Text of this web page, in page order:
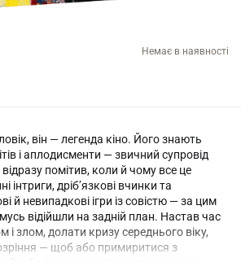
Немає в наявності
він — легенда кіно. Його знають
і аплодисменти — звичний супровід
помітив, коли й чому все це
дріб’язкові вчинки та
й невипадкові ігри із совіс­тю — за цим
відійшли на задній план. Настав час
і злом, долати кризу середнього віку,
— щоб або примиритися з